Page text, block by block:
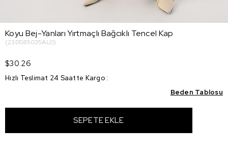
Koyu Bej-Yanları Yırtmaçlı Bağcıklı Tencel Kap
(23DS85035AL0)
$30.26
Hızlı Teslimat 24 Saatte Kargo :
Beden Tablosu